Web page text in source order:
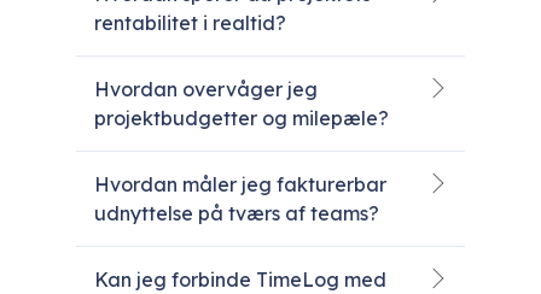
rentabilitet i realtid?
Hvordan overvåger jeg
projektbudgetter og milepæle?
Hvordan måler jeg fakturerbar
udnyttelse på tværs af teams?
Kan jeg forbinde TimeLog med